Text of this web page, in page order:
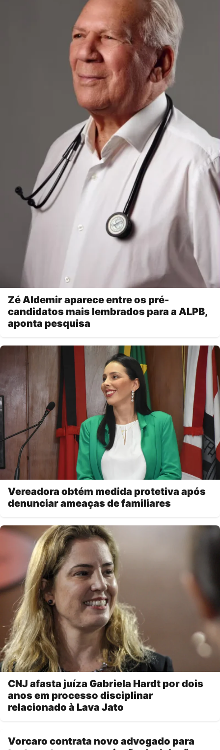
Zé Aldemir aparece entre os pré-
candidatos mais lembrados para a ALPB,
aponta pesquisa
Vereadora obtém medida protetiva após
denunciar ameaças de familiares
CNJ afasta juíza Gabriela Hardt por dois
anos em processo disciplinar
relacionado à Lava Jato
Vorcaro contrata novo advogado para